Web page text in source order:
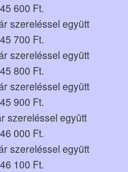
600 Ft.
szereléssel együtt
700 Ft.
szereléssel együtt
800 Ft.
szereléssel együtt
900 Ft.
szereléssel együtt
000 Ft.
szereléssel együtt
100 Ft.